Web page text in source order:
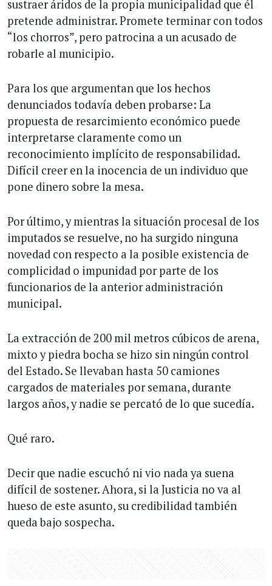
sustraer áridos de la propia municipalidad que él
pretende administrar. Promete terminar con todos
“los chorros”, pero patrocina a un acusado de
robarle al municipio.
Para los que argumentan que los hechos
denunciados todavía deben probarse: La
propuesta de resarcimiento económico puede
interpretarse claramente como un
reconocimiento implícito de responsabilidad.
Difícil creer en la inocencia de un individuo que
pone dinero sobre la mesa.
Por último, y mientras la situación procesal de los
imputados se resuelve, no ha surgido ninguna
novedad con respecto a la posible existencia de
complicidad o impunidad por parte de los
funcionarios de la anterior administración
municipal.
La extracción de 200 mil metros cúbicos de arena,
mixto y piedra bocha se hizo sin ningún control
del Estado. Se llevaban hasta 50 camiones
cargados de materiales por semana, durante
largos años, y nadie se percató de lo que sucedía.
Qué raro.
Decir que nadie escuchó ni vio nada ya suena
difícil de sostener. Ahora, si la Justicia no va al
hueso de este asunto, su credibilidad también
queda bajo sospecha.